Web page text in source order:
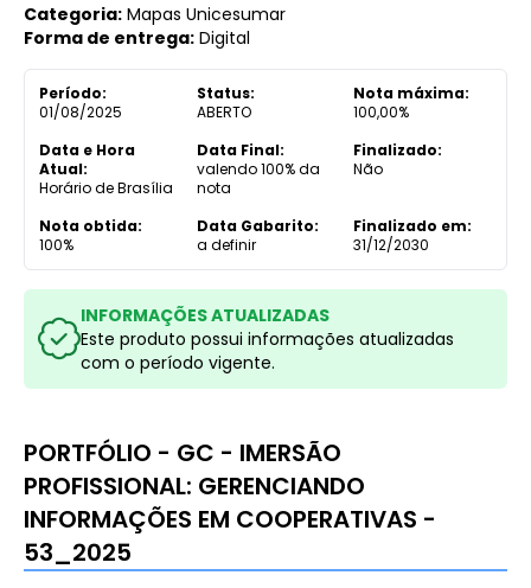
Categoria: Mapas Unicesumar
Forma de entrega: Digital
Período:
01/08/2025
Status:
ABERTO
Nota máxima:
100,00%
Data e Hora
Atual:
Horário de Brasília
Data Final:
valendo 100% da
nota
Finalizado:
Não
Nota obtida:
100%
Data Gabarito:
a definir
Finalizado em:
31/12/2030
INFORMAÇÕES ATUALIZADAS
Este produto possui informações atualizadas
com o período vigente.
PORTFÓLIO - GC - IMERSÃO
PROFISSIONAL: GERENCIANDO
INFORMAÇÕES EM COOPERATIVAS -
53_2025